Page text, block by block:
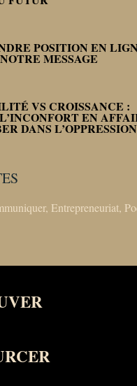
POSITION EN
MESSAGE
VS CROISSANCE :
EN
DANS L’OPPRESSION
, Entrepreneuriat,